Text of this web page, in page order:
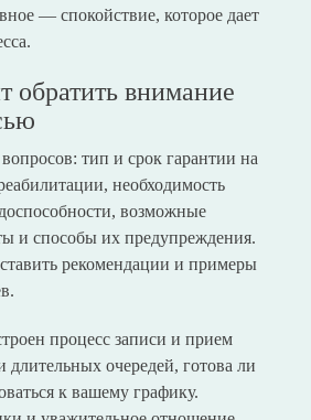
— спокойствие, которое дает
обратить внимание
тип и срок гарантии на
необходимость
возможные
и способы их предупреждения.
рекомендации и примеры
процесс записи и прием
длительных очередей, готова ли
к вашему графику.